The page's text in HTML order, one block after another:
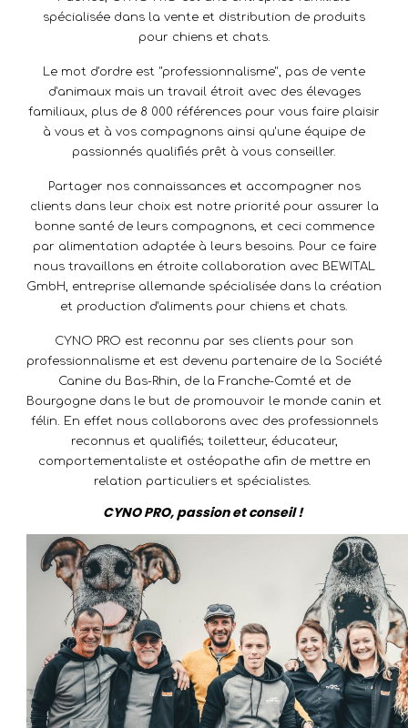
spécialisée dans la vente et distribution de produits
pour chiens et chats.
Le mot d'ordre est "professionnalisme", pas de vente
d'animaux mais un travail étroit avec des élevages
familiaux, plus de 8 000 références pour vous faire plaisir
à vous et à vos compagnons ainsi qu'une équipe de
passionnés qualifiés prêt à vous conseiller.
Partager nos connaissances et accompagner nos
clients dans leur choix est notre priorité pour assurer la
bonne santé de leurs compagnons, et ceci commence
par alimentation adaptée à leurs besoins. Pour ce faire
nous travaillons en étroite collaboration avec BEWITAL
GmbH, entreprise allemande spécialisée dans la création
et production d'aliments pour chiens et chats.
CYNO PRO est reconnu par ses clients pour son
professionnalisme et est devenu partenaire de la Société
Canine du Bas-Rhin, de la Franche-Comté et de
Bourgogne dans le but de promouvoir le monde canin et
félin. En effet nous collaborons avec des professionnels
reconnus et qualifiés; toiletteur, éducateur,
comportementaliste et ostéopathe afin de mettre en
relation particuliers et spécialistes.
CYNO PRO, passion et conseil !